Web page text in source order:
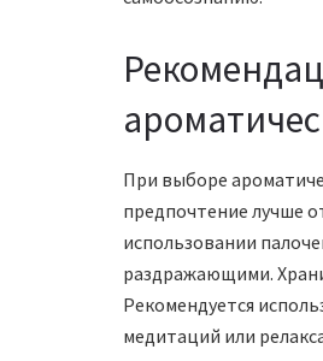
При выборе
предпочтение лучше
использовании
раздражающими.
Рекомендуется
медитаций или